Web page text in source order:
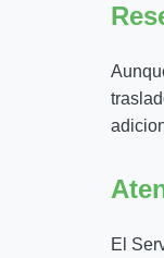
El